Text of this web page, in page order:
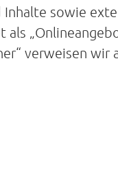
sowie
verweisen